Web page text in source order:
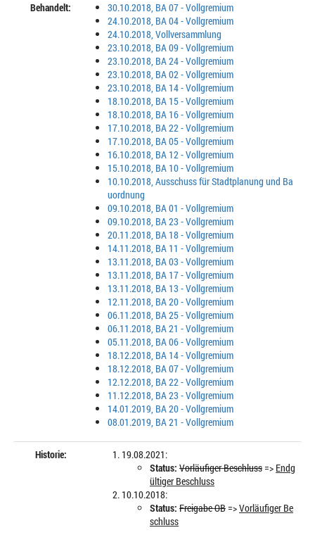
Behandelt:
30.10.2018, BA 07 - Vollgremium
24.10.2018, BA 04 - Vollgremium
24.10.2018, Vollversammlung
23.10.2018, BA 09 - Vollgremium
23.10.2018, BA 24 - Vollgremium
23.10.2018, BA 02 - Vollgremium
23.10.2018, BA 14 - Vollgremium
18.10.2018, BA 15 - Vollgremium
18.10.2018, BA 16 - Vollgremium
17.10.2018, BA 22 - Vollgremium
17.10.2018, BA 05 - Vollgremium
16.10.2018, BA 12 - Vollgremium
15.10.2018, BA 10 - Vollgremium
10.10.2018, Ausschuss für Stadtplanung und Ba
uordnung
09.10.2018, BA 01 - Vollgremium
09.10.2018, BA 23 - Vollgremium
20.11.2018, BA 18 - Vollgremium
14.11.2018, BA 11 - Vollgremium
13.11.2018, BA 03 - Vollgremium
13.11.2018, BA 17 - Vollgremium
13.11.2018, BA 13 - Vollgremium
12.11.2018, BA 20 - Vollgremium
06.11.2018, BA 25 - Vollgremium
06.11.2018, BA 21 - Vollgremium
05.11.2018, BA 06 - Vollgremium
18.12.2018, BA 14 - Vollgremium
18.12.2018, BA 07 - Vollgremium
12.12.2018, BA 22 - Vollgremium
11.12.2018, BA 23 - Vollgremium
14.01.2019, BA 20 - Vollgremium
08.01.2019, BA 21 - Vollgremium
Historie:
19.08.2021:
Status: Vorläufiger Beschluss=> Endg
ültiger Beschluss
10.10.2018:
Status: Freigabe OB=>Vorläufiger Be
schluss